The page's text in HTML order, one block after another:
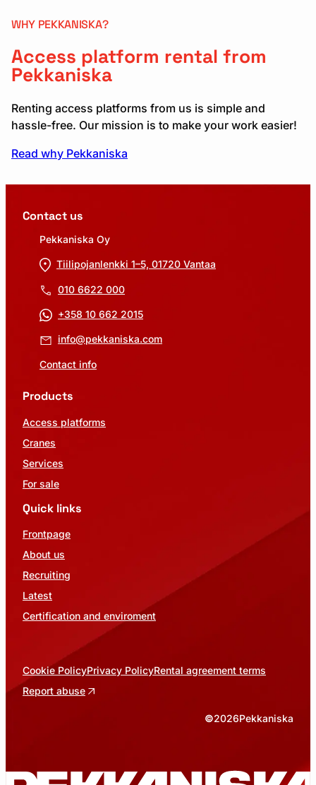
WHY PEKKANISKA?
Access platform rental from
Pekkaniska
Renting access platforms from us is simple and
hassle-free. Our mission is to make your work easier!
Read why Pekkaniska
Contact us
Pekkaniska Oy
Tiilipojanlenkki 1–5, 01720 Vantaa
010 6622 000
+358 10 662 2015
info@pekkaniska.com
Contact info
Products
Access platforms
Cranes
Services
For sale
Quick links
Frontpage
About us
Recruiting
Latest
Certification and enviroment
Cookie PolicyPrivacy PolicyRental agreement terms
Report abuse
©2026Pekkaniska